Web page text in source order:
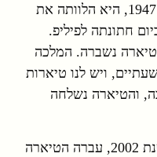
שמלות של נורמן הארטנל. בשנת 1947, היא הלוותה את
חתונתה לפיליפ.
נשברה. המלכה
ויש לנו טיארות
והטיארה נשלחה
לאחר מותה של המלכה האם, בשנת 2002, עברה הטיארה